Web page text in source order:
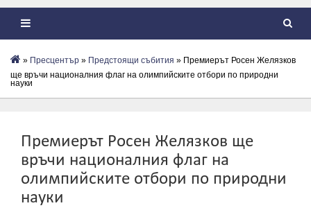
» Пресцентър » Предстоящи събития » Премиерът Росен Желязков
ще връчи националния флаг на олимпийските отбори по природни
науки
Премиерът Росен Желязков ще
връчи националния флаг на
олимпийските отбори по природни
науки